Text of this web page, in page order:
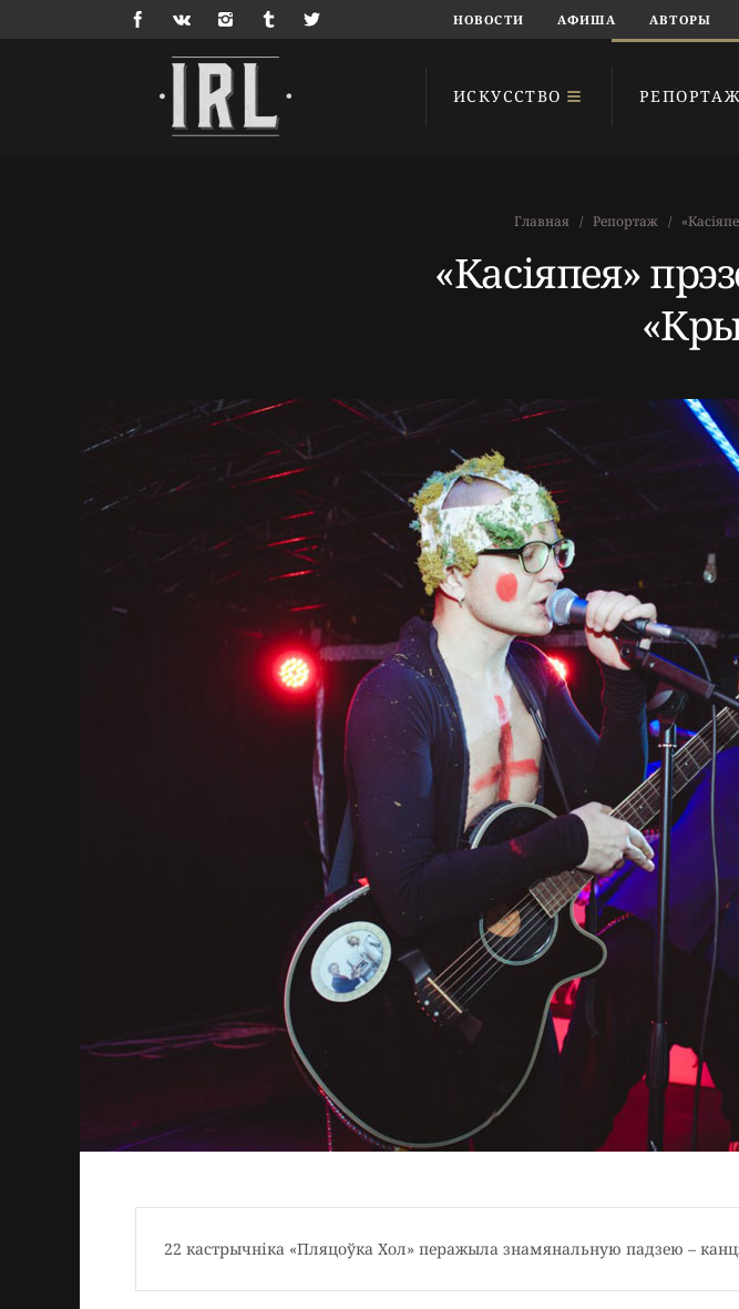
НОВОСТИ АФИША АВТОРЫ
ИСКУССТВО РЕПОРТАЖ
Главная Репортаж
«Касіяпея»
22 кастрычніка «Пляцоўка Хол» перажыла знамянальную падзею –